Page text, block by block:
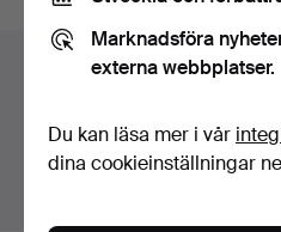
Föremål i Sverige
fast pris för alla föremål.
Marknadsföra
externa webbplatser.
Du kan läsa mer i vår
dina cookieinställningar